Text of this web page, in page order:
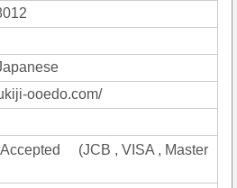
ooedo.com/
(JCB , VISA , Master